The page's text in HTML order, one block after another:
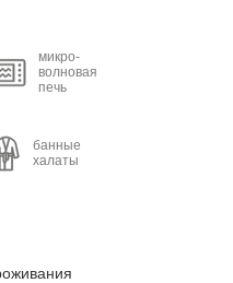
микро-
волновая
печь
банные
халаты